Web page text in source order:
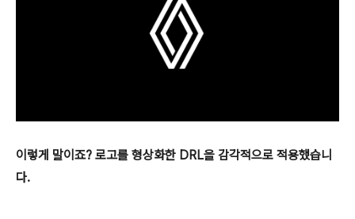
이렇게 말이죠? 로고를 형상화한 DRL을 감각적으로 적용했습니
다.